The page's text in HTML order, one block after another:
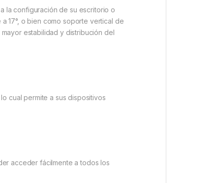
la configuración de su escritorio o
17°, o bien como soporte vertical de
estabilidad y distribución del
cual permite a sus dispositivos
acceder fácilmente a todos los